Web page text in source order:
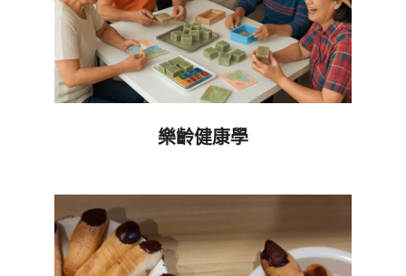
樂齡健康學